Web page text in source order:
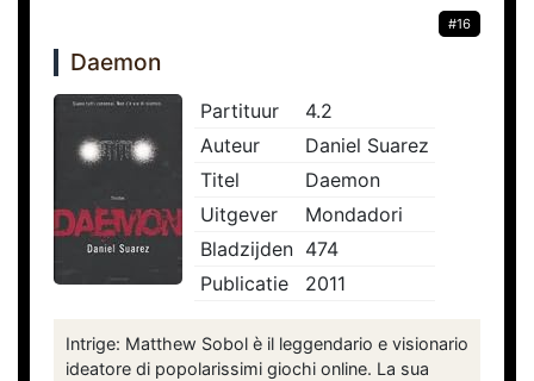
#16
Daemon
Partituur
4.2
Auteur
Daniel Suarez
Titel
Daemon
Uitgever
Mondadori
Bladzijden 474
Publicatie
2011
Intrige: Matthew Sobol è il leggendario e visionario
ideatore di popolarissimi giochi online. La sua